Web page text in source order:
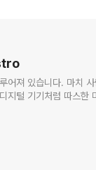
어져 있습니다. 마치
지털 기기처럼 따스한